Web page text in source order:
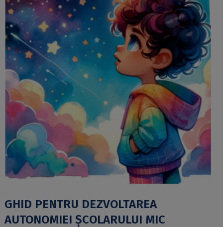
GHID PENTRU DEZVOLTAREA
AUTONOMIEI ȘCOLARULUI MIC